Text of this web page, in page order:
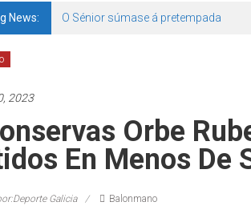
News: O Sénior súmase á pretempada
2023
Orbe
En Menos De
Galicia Balonmano